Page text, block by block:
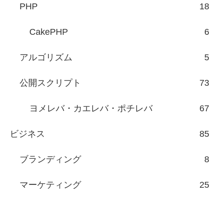
PHP 18
CakePHP 6
アルゴリズム 5
公開スクリプト 73
ヨメレバ・カエレバ・ポチレバ 67
ビジネス 85
ブランディング 8
マーケティング 25